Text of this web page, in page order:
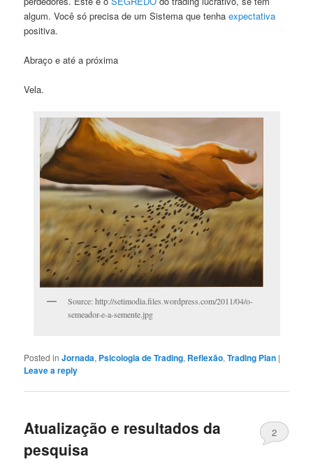
algum. Você só precisa de um Sistema que tenhaexpectativa
positiva.
Abraço e até a próxima
Vela.
Source: http://setimodia.files.wordpress.com/2011/04/o-
semeador-e-a-semente.jpg
Posted in Jornada, Psicologia de Trading, Reflexão,Trading Plan |
Leave a reply
Atualização e resultados da
pesquisa
2